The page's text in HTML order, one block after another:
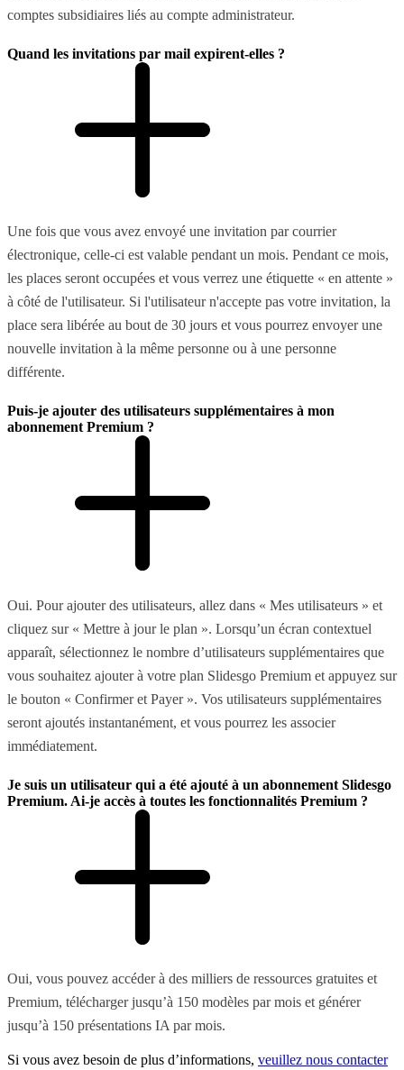
comptes subsidiaires liés au compte administrateur.
Quand les invitations par mail expirent-elles ?
Une fois que vous avez envoyé une invitation par courrier
électronique, celle-ci est valable pendant un mois. Pendant ce mois,
les places seront occupées et vous verrez une étiquette « en attente »
à côté de l'utilisateur. Si l'utilisateur n'accepte pas votre invitation, la
place sera libérée au bout de 30 jours et vous pourrez envoyer une
nouvelle invitation à la même personne ou à une personne
différente.
Puis-je ajouter des utilisateurs supplémentaires à mon
abonnement Premium ?
Oui. Pour ajouter des utilisateurs, allez dans « Mes utilisateurs » et
cliquez sur « Mettre à jour le plan ». Lorsqu’un écran contextuel
apparaît, sélectionnez le nombre d’utilisateurs supplémentaires que
vous souhaitez ajouter à votre plan Slidesgo Premium et appuyez sur
le bouton « Confirmer et Payer ». Vos utilisateurs supplémentaires
seront ajoutés instantanément, et vous pourrez les associer
immédiatement.
Je suis un utilisateur qui a été ajouté à un abonnement Slidesgo
Premium. Ai-je accès à toutes les fonctionnalités Premium ?
Oui, vous pouvez accéder à des milliers de ressources gratuites et
Premium, télécharger jusqu’à 150 modèles par mois et générer
jusqu’à 150 présentations IA par mois.
Si vous avez besoin de plus d’informations, veuillez nous contacter